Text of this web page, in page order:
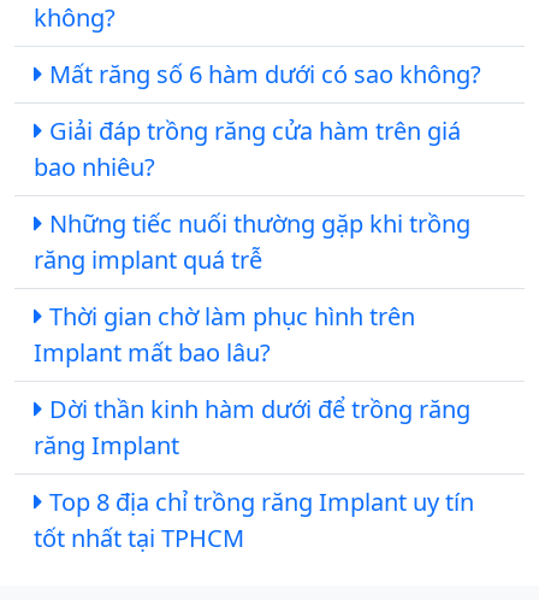
không?
Mất răng số 6 hàm dưới có sao không?
Giải đáp trồng răng cửa hàm trên giá
bao nhiêu?
Những tiếc nuối thường gặp khi trồng
răng implant quá trễ
Thời gian chờ làm phục hình trên
Implant mất bao lâu?
Dời thần kinh hàm dưới để trồng răng
răng Implant
Top 8 địa chỉ trồng răng Implant uy tín
tốt nhất tại TPHCM